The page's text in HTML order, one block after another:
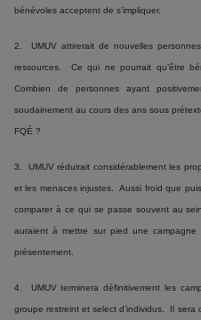
bénévoles acceptent de s’impliquer.
2. UMUV attirerait de nouvelles
ressources. Ce qui ne pourrait qu’être
Combien de personnes ayant
soudainement au cours des ans sous
FQÉ ?
3. UMUV réduirait considérablement les
et les menaces injustes. Aussi froid que
comparer à ce qui se passe souvent au
auraient à mettre sur pied une
présentement.
4. UMUV terminera définitivement les
groupe restreint et select d’individus. Il